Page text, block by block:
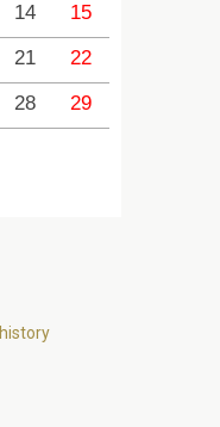
14
15
21
22
28 29
history